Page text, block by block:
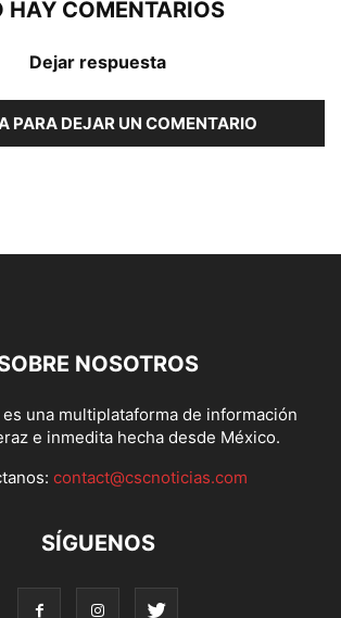
HAY COMENTARIOS
Dejar respuesta
PARA DEJAR UN COMENTARIO
NOSOTROS
es una multiplataforma de información
e inmedita hecha desde México.
contact@cscnoticias.com
SÍGUENOS